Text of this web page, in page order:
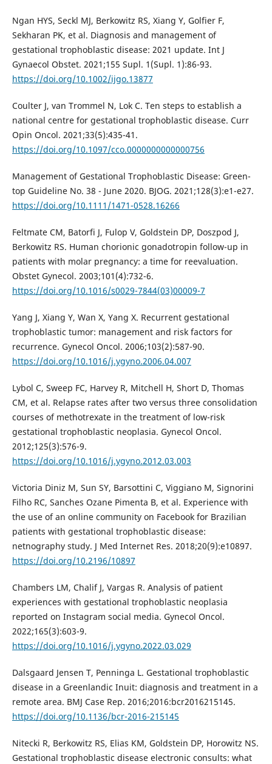
Ngan HYS, Seckl MJ, Berkowitz RS, Xiang Y, Golfier F,
Sekharan PK, et al. Diagnosis and management of
gestational trophoblastic disease: 2021 update. Int J
Gynaecol Obstet. 2021;155 Supl. 1(Supl. 1):86-93.
https://doi.org/10.1002/ijgo.13877
Coulter J, van Trommel N, Lok C. Ten steps to establish a
national centre for gestational trophoblastic disease. Curr
Opin Oncol. 2021;33(5):435-41.
https://doi.org/10.1097/cco.0000000000000756
Management of Gestational Trophoblastic Disease: Green-
top Guideline No. 38 - June 2020. BJOG. 2021;128(3):e1-e27.
https://doi.org/10.1111/1471-0528.16266
Feltmate CM, Batorfi J, Fulop V, Goldstein DP, Doszpod J,
Berkowitz RS. Human chorionic gonadotropin follow-up in
patients with molar pregnancy: a time for reevaluation.
Obstet Gynecol. 2003;101(4):732-6.
https://doi.org/10.1016/s0029-7844(03)00009-7
Yang J, Xiang Y, Wan X, Yang X. Recurrent gestational
trophoblastic tumor: management and risk factors for
recurrence. Gynecol Oncol. 2006;103(2):587-90.
https://doi.org/10.1016/j.ygyno.2006.04.007
Lybol C, Sweep FC, Harvey R, Mitchell H, Short D, Thomas
CM, et al. Relapse rates after two versus three consolidation
courses of methotrexate in the treatment of low-risk
gestational trophoblastic neoplasia. Gynecol Oncol.
2012;125(3):576-9.
https://doi.org/10.1016/j.ygyno.2012.03.003
Victoria Diniz M, Sun SY, Barsottini C, Viggiano M, Signorini
Filho RC, Sanches Ozane Pimenta B, et al. Experience with
the use of an online community on Facebook for Brazilian
patients with gestational trophoblastic disease:
netnography study. J Med Internet Res. 2018;20(9):e10897.
https://doi.org/10.2196/10897
Chambers LM, Chalif J, Vargas R. Analysis of patient
experiences with gestational trophoblastic neoplasia
reported on Instagram social media. Gynecol Oncol.
2022;165(3):603-9.
https://doi.org/10.1016/j.ygyno.2022.03.029
Dalsgaard Jensen T, Penninga L. Gestational trophoblastic
disease in a Greenlandic Inuit: diagnosis and treatment in a
remote area. BMJ Case Rep. 2016;2016:bcr2016215145.
https://doi.org/10.1136/bcr-2016-215145
Nitecki R, Berkowitz RS, Elias KM, Goldstein DP, Horowitz NS.
Gestational trophoblastic disease electronic consults: what